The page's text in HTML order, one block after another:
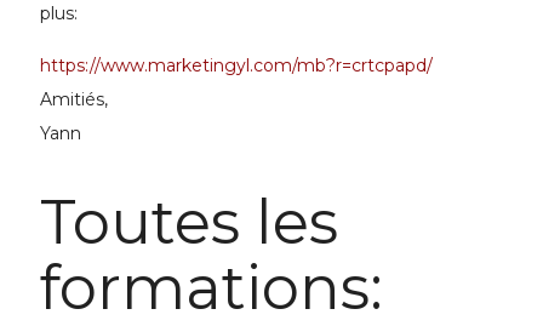
plus:
https://www.marketingyl.com/mb?r=crtcpapd/
Amitiés,
Yann
Toutes les
formations: